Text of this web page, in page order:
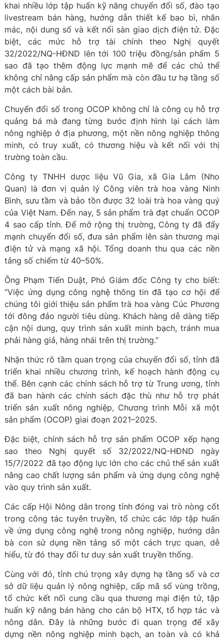
khai nhiều lớp tập huấn kỹ năng chuyển đổi số, đào tạo
livestream bán hàng, hướng dẫn thiết kế bao bì, nhãn
mác, nội dung số và kết nối sàn giao dịch điện tử. Đặc
biệt, các mức hỗ trợ tài chính theo Nghị quyết
32/2022/NQ-HĐND lên tới 100 triệu đồng/sản phẩm 5
sao đã tạo thêm động lực mạnh mẽ để các chủ thể
không chỉ nâng cấp sản phẩm mà còn đầu tư hạ tầng số
một cách bài bản.
Chuyển đổi số trong OCOP không chỉ là công cụ hỗ trợ
quảng bá mà đang từng bước định hình lại cách làm
nông nghiệp ở địa phương, một nền nông nghiệp thông
minh, có truy xuất, có thương hiệu và kết nối với thị
trường toàn cầu.
Công ty TNHH dược liệu Vũ Gia, xã Gia Lâm (Nho
Quan) là đơn vị quản lý Công viên trà hoa vàng Ninh
Bình, sưu tầm và bảo tồn được 32 loài trà hoa vàng quý
của Việt Nam. Đến nay, 5 sản phẩm trà đạt chuẩn OCOP
4 sao cấp tỉnh. Để mở rộng thị trường, Công ty đã đẩy
mạnh chuyển đổi số, đưa sản phẩm lên sàn thương mại
điện tử và mạng xã hội. Tổng doanh thu qua các nền
tảng số chiếm từ 40–50%.
Ông Phạm Tiến Duật, Phó Giám đốc Công ty cho biết:
“Việc ứng dụng công nghệ thông tin đã tạo cơ hội để
chúng tôi giới thiệu sản phẩm trà hoa vàng Cúc Phương
tới đông đảo người tiêu dùng. Khách hàng dễ dàng tiếp
cận nội dung, quy trình sản xuất minh bạch, tránh mua
phải hàng giả, hàng nhái trên thị trường.”
Nhận thức rõ tầm quan trọng của chuyển đổi số, tỉnh đã
triển khai nhiều chương trình, kế hoạch hành động cụ
thể. Bên cạnh các chính sách hỗ trợ từ Trung ương, tỉnh
đã ban hành các chính sách đặc thù như hỗ trợ phát
triển sản xuất nông nghiệp, Chương trình Mỗi xã một
sản phẩm (OCOP) giai đoạn 2021–2025.
Đặc biệt, chính sách hỗ trợ sản phẩm OCOP xếp hạng
sao theo Nghị quyết số 32/2022/NQ-HĐND ngày
15/7/2022 đã tạo động lực lớn cho các chủ thể sản xuất
nâng cao chất lượng sản phẩm và ứng dụng công nghệ
vào quy trình sản xuất.
Các cấp Hội Nông dân trong tỉnh đóng vai trò nòng cốt
trong công tác tuyên truyền, tổ chức các lớp tập huấn
về ứng dụng công nghệ trong nông nghiệp, hướng dẫn
bà con sử dụng nền tảng số một cách trực quan, dễ
hiểu, từ đó thay đổi tư duy sản xuất truyền thống.
Cùng với đó, tỉnh chú trọng xây dựng hạ tầng số và cơ
sở dữ liệu quản lý nông nghiệp, cấp mã số vùng trồng,
tổ chức kết nối cung cầu qua thương mại điện tử, tập
huấn kỹ năng bán hàng cho cán bộ HTX, tổ hợp tác và
nông dân. Đây là những bước đi quan trọng để xây
dựng nền nông nghiệp minh bạch, an toàn và có khả